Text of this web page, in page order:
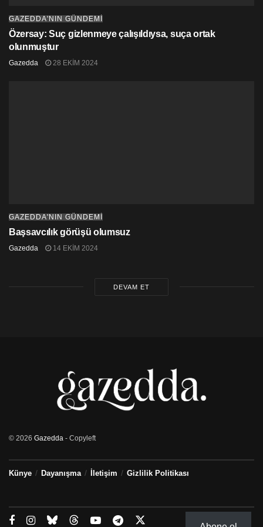
GAZEDDA'NIN GÜNDEMİ
Özersay: Suç gizlenmeye çalışıldıysa, suça ortak
olunmuştur
Gazedda 28 EKIM 2024
GAZEDDA'NIN GÜNDEMİ
Başsavcılık görüşü olumsuz
Gazedda 14 EKIM 2024
DEVAM ET
© 2026 Gazedda - Copyleft
Künye Dayanışma İletişim Gizlilik Politikası